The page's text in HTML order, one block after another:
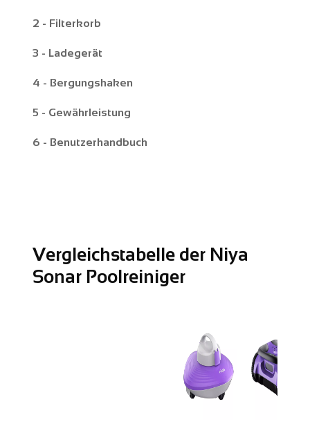
2 - Filterkorb
3 - Ladegerät
4 - Bergungshaken
5 - Gewährleistung
6 - Benutzerhandbuch
Vergleichstabelle der Niya
Sonar Poolreiniger